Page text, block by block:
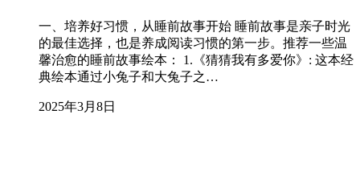
一、培养好习惯，从睡前故事开始 睡前故事是亲子时光
的最佳选择，也是养成阅读习惯的第一步。推荐一些温
馨治愈的睡前故事绘本： 1.《猜猜我有多爱你》: 这本经
典绘本通过小兔子和大兔子之…
2025年3月8日